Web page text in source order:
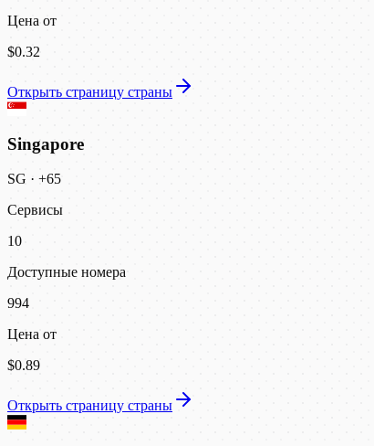
Цена от
$0.32
Открыть страницу страны
Singapore
SG · +65
Сервисы
10
Доступные номера
994
Цена от
$0.89
Открыть страницу страны